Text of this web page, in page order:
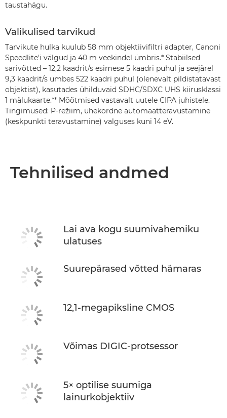
taustahägu.
Valikulised tarvikud
Tarvikute hulka kuulub 58 mm objektiivifiltri adapter, Canoni
Speedlite'i välgud ja 40 m veekindel ümbris.* Stabiilsed
sarivõtted – 12,2 kaadrit/s esimese 5 kaadri puhul ja seejärel
9,3 kaadrit/s umbes 522 kaadri puhul (olenevalt pildistatavast
objektist), kasutades ühilduvaid SDHC/SDXC UHS kiirusklassi
1 mälukaarte.** Mõõtmised vastavalt uutele CIPA juhistele.
Tingimused: P-režiim, ühekordne automaatteravustamine
(keskpunkti teravustamine) valguses kuni 14 eV.
Tehnilised andmed
Lai ava kogu suumivahemiku
ulatuses
Suurepärased võtted hämaras
12,1-megapiksline CMOS
Võimas DIGIC-protsessor
5× optilise suumiga
lainurkobjektiiv